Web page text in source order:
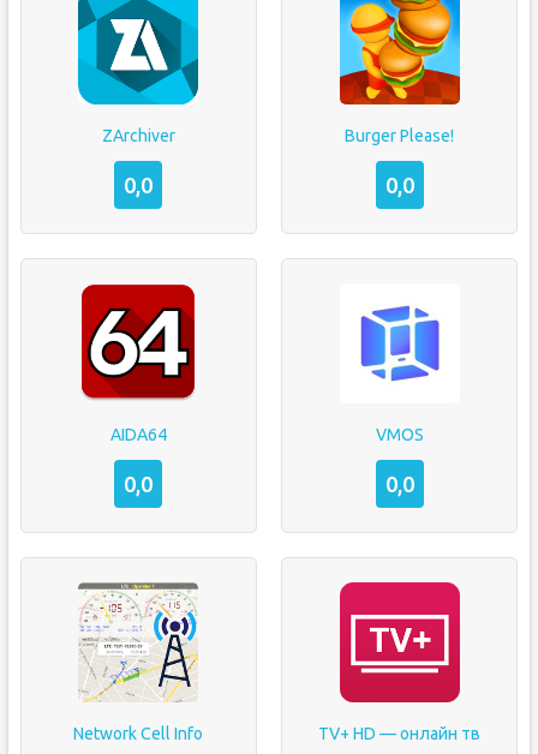
ZArchiver
0,0
Burger Please!
0,0
AIDA64
0,0
VMOS
0,0
Network Cell Info TV+ HD — онлайн тв